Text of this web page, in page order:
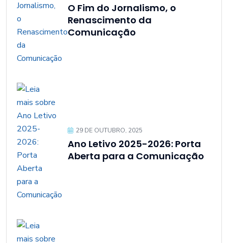
O Fim do Jornalismo, o
Renascimento da
Comunicação
29 DE OUTUBRO, 2025
Ano Letivo 2025-2026: Porta
Aberta para a Comunicação